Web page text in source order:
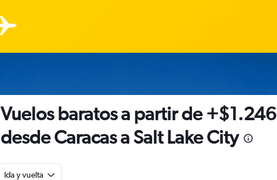
Vuelos baratos a partir de +$1.246
desde Caracas a Salt Lake City
Ida y vuelta